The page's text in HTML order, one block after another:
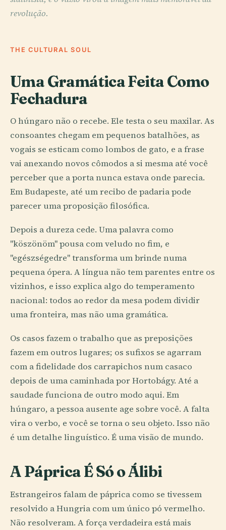
revolução.
THE CULTURAL SOUL
Uma Gramática Feita Como
Fechadura
O húngaro não o recebe. Ele testa o seu maxilar. As
consoantes chegam em pequenos batalhões, as
vogais se esticam como lombos de gato, e a frase
vai anexando novos cômodos a si mesma até você
perceber que a porta nunca estava onde parecia.
Em Budapeste, até um recibo de padaria pode
parecer uma proposição filosófica.
Depois a dureza cede. Uma palavra como
"köszönöm" pousa com veludo no fim, e
"egészségedre" transforma um brinde numa
pequena ópera. A língua não tem parentes entre os
vizinhos, e isso explica algo do temperamento
nacional: todos ao redor da mesa podem dividir
uma fronteira, mas não uma gramática.
Os casos fazem o trabalho que as preposições
fazem em outros lugares; os sufixos se agarram
com a fidelidade dos carrapichos num casaco
depois de uma caminhada por Hortobágy. Até a
saudade funciona de outro modo aqui. Em
húngaro, a pessoa ausente age sobre você. A falta
vira o verbo, e você se torna o seu objeto. Isso não
é um detalhe linguístico. É uma visão de mundo.
A Páprica É Só o Álibi
Estrangeiros falam de páprica como se tivessem
resolvido a Hungria com um único pó vermelho.
Não resolveram. A força verdadeira está mais